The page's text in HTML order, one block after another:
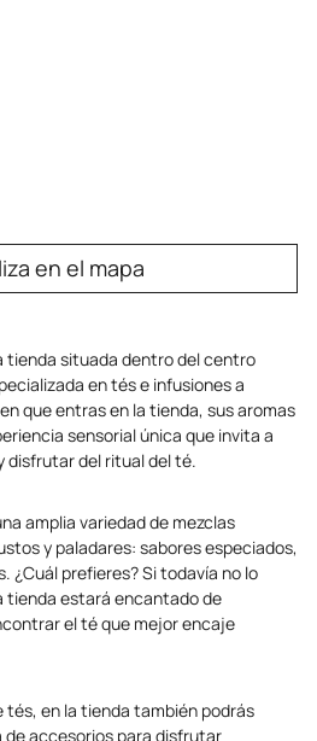
en el mapa
tienda situada dentro del centro
en tés e infusiones a
que entras en la tienda, sus aromas
sensorial única que invita a
disfrutar del ritual del té.
amplia variedad de mezclas
y paladares: sabores especiados,
¿Cuál prefieres? Si todavía no lo
tienda estará encantado de
el té que mejor encaje
tés, en la tienda también podrás
de accesorios para disfrutar